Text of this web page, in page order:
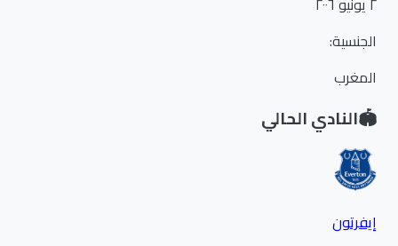
الجنسية:
المغرب
النادي الحالي
إيفرتون